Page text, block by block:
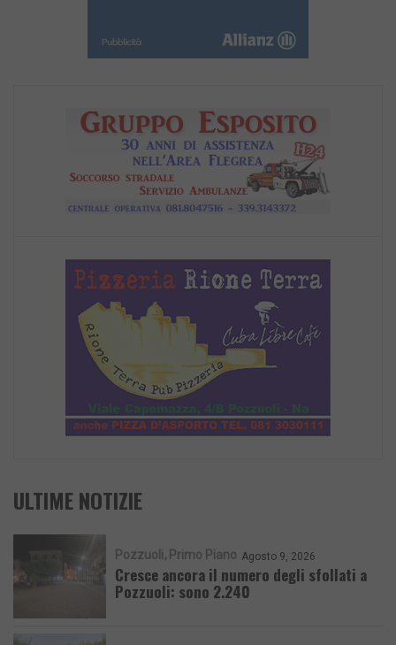
ULTIME NOTIZIE
Pozzuoli Primo Piano Agosto 9, 2026
Cresce ancora il numero degli sfollati a
Pozzuoli: sono 2.240